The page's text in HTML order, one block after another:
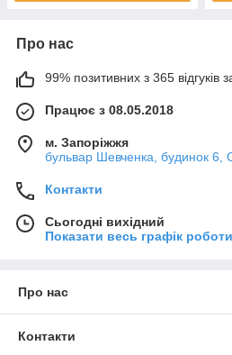
Про нас
99% позитивних з 365 відгуків
Працює з 08.05.2018
м. Запоріжжя
бульвар Шевченка, будинок 6,
Контакти
Сьогодні вихідний
Показати весь графік роботи
Про нас
Контакти